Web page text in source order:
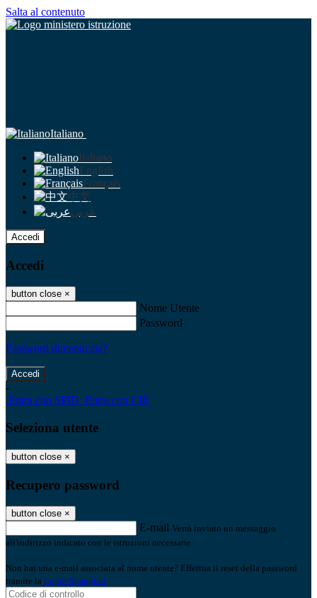
Salta al contenuto
Italiano
Italiano
English
Français
中文
عربى
Accedi
Accedi
button close ×
Nome Utente
Password
Password dimenticata?
-
Entra con SPID Entra con CIE
Seleziona utente
button close ×
Recupero password
button close ×
E-mail Verrà inviato un messaggio
all'indirizzo indicato con le istruzioni necessarie.
Non hai una e-mail associata al nome utente? Effettua il reset della password
tramite la Login Spaggiari